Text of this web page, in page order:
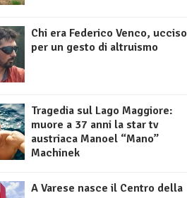
Chi era Federico Venco, ucciso
per un gesto di altruismo
Tragedia sul Lago Maggiore:
muore a 37 anni la star tv
austriaca Manoel “Mano”
Machinek
A Varese nasce il Centro della